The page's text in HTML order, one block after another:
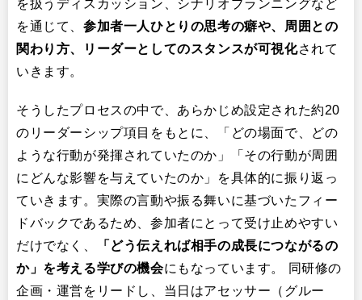
を扱うディスカッション、シナリオプランニングなど
を通じて、 参加者一人ひとりの思考の癖や、周囲との
関わり方、リーダーとしてのスタンスが可視化されて
いきます。
そうしたプロセスの中で、あらかじめ設定された約20
のリーダーシップ項目をもとに、「どの場面で、どの
ような行動が発揮されていたのか」「その行動が周囲
にどんな影響を与えていたのか」を具体的に振り返っ
ていきます。実際の言動や振る舞いに基づいたフィー
ドバックであるため、参加者にとって受け止めやすい
だけでなく、
「どう伝えれば相手の成長につながるの
か」を考える学びの機会にもなっています。 同研修の
企画・運営をリードし、当日はアセッサー（グルー